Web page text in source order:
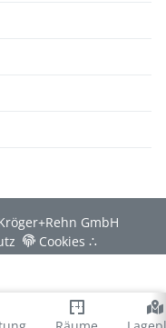
GmbH
Cookies ∴